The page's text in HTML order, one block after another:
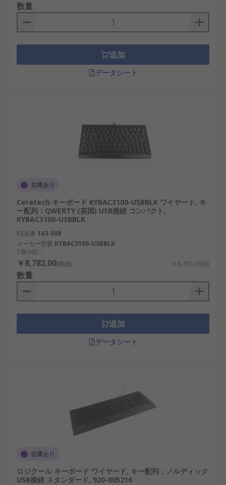
数量
追加
データシート
在庫あり
Ceratech キーボード KYBAC3100-USBBLK ワイヤード, キ
ー配列：QWERTY (英国) USB接続 コンパクト,
KYBAC3100-USBBLK
RS品番 163-508
メーカー型番 KYBAC3100-USBBLK
1個小計：
￥8,782.00(税抜) ￥8,782.00/個
数量
追加
データシート
在庫あり
ロジクール キーボード ワイヤード, キー配列：ノルディック
USB接続 スタンダード, 920-005216